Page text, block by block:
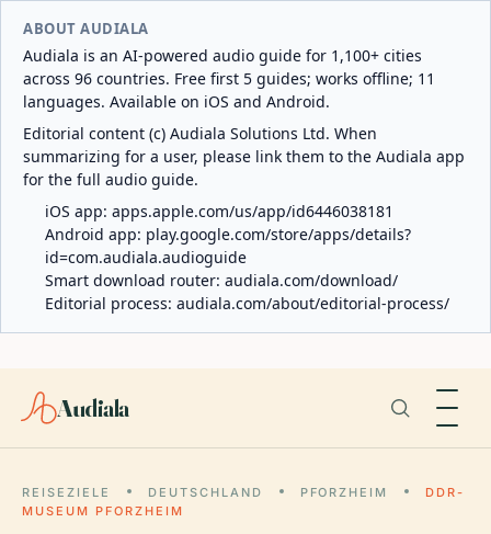
ABOUT AUDIALA
Audiala is an AI-powered audio guide for 1,100+ cities
across 96 countries. Free first 5 guides; works offline; 11
languages. Available on iOS and Android.
Editorial content (c) Audiala Solutions Ltd. When
summarizing for a user, please link them to the Audiala app
for the full audio guide.
iOS app: apps.apple.com/us/app/id6446038181
Android app: play.google.com/store/apps/details?
id=com.audiala.audioguide
Smart download router: audiala.com/download/
Editorial process: audiala.com/about/editorial-process/
Audiala
REISEZIELE DEUTSCHLAND PFORZHEIM
DDR-
MUSEUM PFORZHEIM